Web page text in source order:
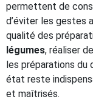
permettent de
d’éviter les gestes
qualité des
légumes, réaliser
les préparations du
état reste
et maîtrisés.